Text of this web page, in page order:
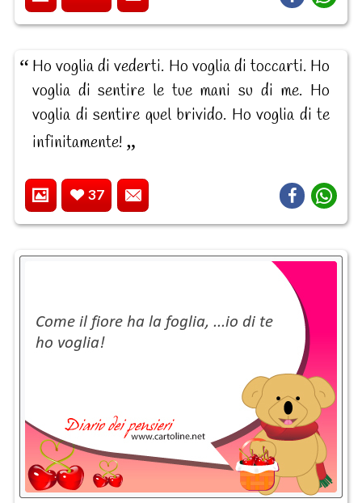
Ho voglia di vederti. Ho voglia di toccarti. Ho
voglia di sentire le tue mani su di me. Ho
voglia di sentire quel brivido. Ho voglia di te
infinitamente!
37